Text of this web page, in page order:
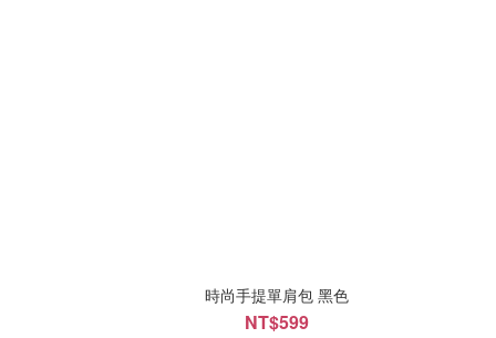
時尚手提單肩包 黑色
NT$599